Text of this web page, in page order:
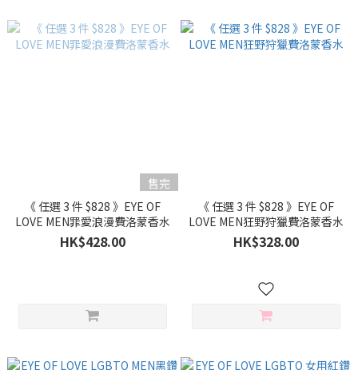
售完
《 任選 3 件 $828 》EYE OF
LOVE MEN罪愛浪漫費洛蒙香水
HK$428.00
《 任選 3 件 $828 》EYE OF
LOVE MEN狂野狩獵費洛蒙香水
HK$328.00